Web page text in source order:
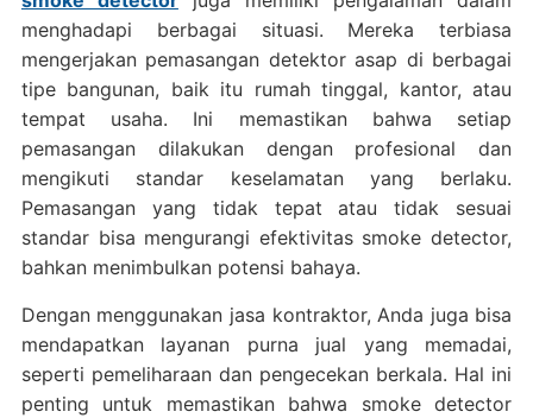
menghadapi berbagai situasi. Mereka terbiasa
mengerjakan pemasangan detektor asap di berbagai
tipe bangunan, baik itu rumah tinggal, kantor, atau
tempat usaha. Ini memastikan bahwa setiap
pemasangan dilakukan dengan profesional dan
mengikuti standar keselamatan yang berlaku.
Pemasangan yang tidak tepat atau tidak sesuai
standar bisa mengurangi efektivitas smoke detector,
bahkan menimbulkan potensi bahaya.
Dengan menggunakan jasa kontraktor, Anda juga bisa
mendapatkan layanan purna jual yang memadai,
seperti pemeliharaan dan pengecekan berkala. Hal ini
penting untuk memastikan bahwa smoke detector